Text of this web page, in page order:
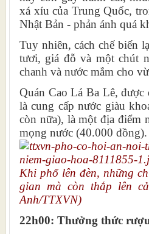
xá xíu của Trung Quốc,
Nhật Bản - phản ánh quá
Tuy nhiên, cách chế biến
tươi, giá đỗ và một chút
chanh và nước mắm cho
Quán Cao Lá Ba Lê,
là cung cấp nước giàu
còn nữa), là một địa điểm
mọng nước (40.000 đồng).
Khi phố lên đèn, những
gian mà còn thắp lên
Anh/TTXVN)
22h00: Thưởng thức